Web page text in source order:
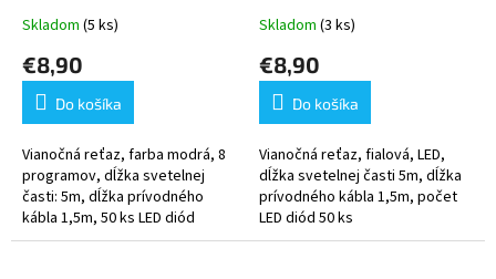
Skladom (5 ks)
€8,90
Do košíka
Vianočná reťaz, farba modrá, 8
programov, dĺžka svetelnej
časti: 5m, dĺžka prívodného
kábla 1,5m, 50 ks LED diód
Skladom (3 ks)
€8,90
Do košíka
Vianočná reťaz, fialová, LED,
dĺžka svetelnej časti 5m, dĺžka
prívodného kábla 1,5m, počet
LED diód 50 ks